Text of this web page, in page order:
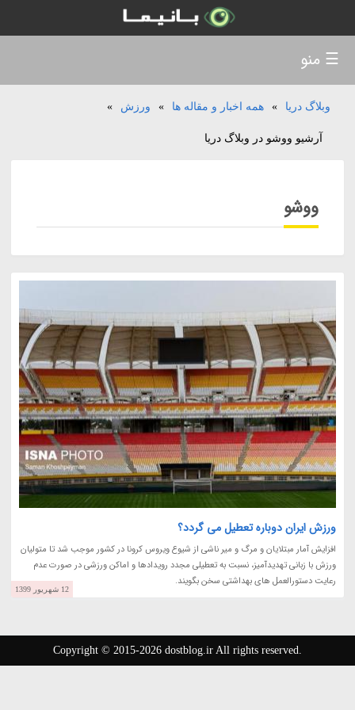
وبلاگ دریا » همه اخبار و مقاله ها » ورزش »
آرشیو ووشو در وبلاگ دریا
ووشو
ورزش ایران دوباره تعطیل می گردد؟
افزایش آمار مبتلایان و مرگ و میر ناشی از شیوع ویروس کرونا در کشور موجب شد تا متولیان
ورزش با زبانی تهدیدآمیز، نسبت به تعطیلی مجدد رویدادها و اماکن ورزشی در صورت عدم
رعایت دستورالعمل های بهداشتی سخن بگویند.
12 شهریور 1399
☰ منو
Copyright © 2015-2026 dostblog.ir All rights reserved.